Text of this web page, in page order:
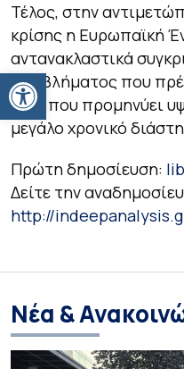
Ανοίξτε τη γραμμή εργαλείων
Τέλος, στην
κρίσης η Ευρωπαϊκή
αντανακλαστικά
προβλήματος που
Κάτι που προμηνύει
μεγάλο χρονικό
Πρώτη δημοσίευση:
Δείτε την
http://
Νέα &